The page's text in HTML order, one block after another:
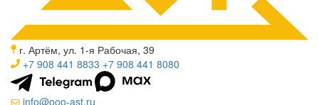
г. Артём, ул. 1-я Рабочая, 39
+7 908 441 8833 +7 908 441 8080
info@ooo-ast.ru